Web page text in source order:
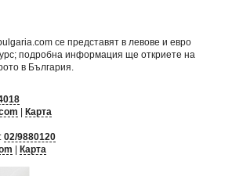
се представят в левове и евро
подробна информация ще откриете на
в България
Карта
02/9880120
Карта